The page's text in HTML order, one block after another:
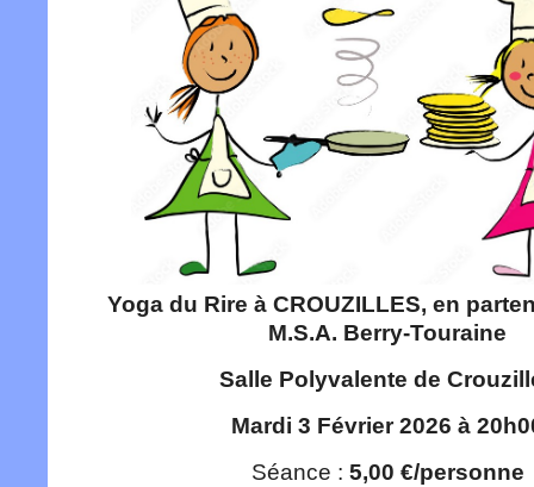
Yoga du Rire à CROUZILLES, en
M.S.A. Berry-Touraine
Salle Polyvalente de
Mardi 3 Février 2026 à
Séance : 5,00 €/personne